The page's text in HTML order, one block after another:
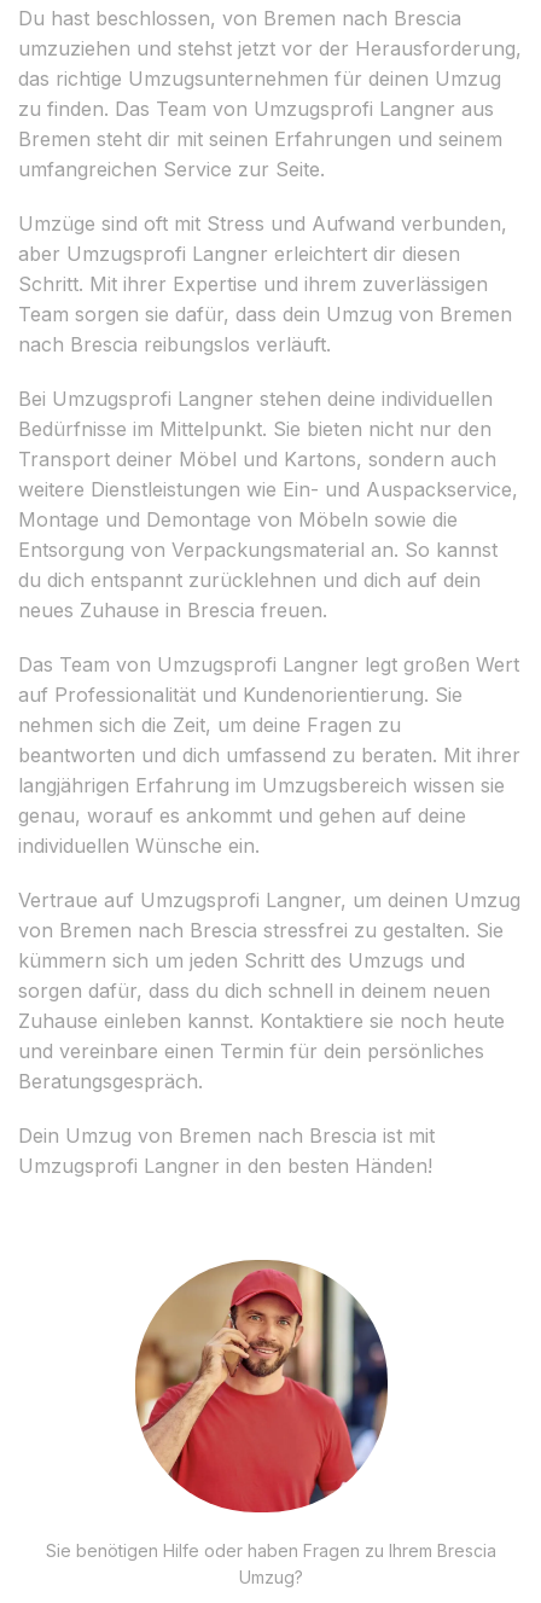
Du hast beschlossen, von Bremen nach Brescia
umzuziehen und stehst jetzt vor der Herausforderung,
das richtige Umzugsunternehmen für deinen Umzug
zu finden. Das Team von Umzugsprofi Langner aus
Bremen steht dir mit seinen Erfahrungen und seinem
umfangreichen Service zur Seite.
Umzüge sind oft mit Stress und Aufwand verbunden,
aber Umzugsprofi Langner erleichtert dir diesen
Schritt. Mit ihrer Expertise und ihrem zuverlässigen
Team sorgen sie dafür, dass dein Umzug von Bremen
nach Brescia reibungslos verläuft.
Bei Umzugsprofi Langner stehen deine individuellen
Bedürfnisse im Mittelpunkt. Sie bieten nicht nur den
Transport deiner Möbel und Kartons, sondern auch
weitere Dienstleistungen wie Ein- und Auspackservice,
Montage und Demontage von Möbeln sowie die
Entsorgung von Verpackungsmaterial an. So kannst
du dich entspannt zurücklehnen und dich auf dein
neues Zuhause in Brescia freuen.
Das Team von Umzugsprofi Langner legt großen Wert
auf Professionalität und Kundenorientierung. Sie
nehmen sich die Zeit, um deine Fragen zu
beantworten und dich umfassend zu beraten. Mit ihrer
langjährigen Erfahrung im Umzugsbereich wissen sie
genau, worauf es ankommt und gehen auf deine
individuellen Wünsche ein.
Vertraue auf Umzugsprofi Langner, um deinen Umzug
von Bremen nach Brescia stressfrei zu gestalten. Sie
kümmern sich um jeden Schritt des Umzugs und
sorgen dafür, dass du dich schnell in deinem neuen
Zuhause einleben kannst. Kontaktiere sie noch heute
und vereinbare einen Termin für dein persönliches
Beratungsgespräch.
Dein Umzug von Bremen nach Brescia ist mit
Umzugsprofi Langner in den besten Händen!
Sie benötigen Hilfe oder haben Fragen zu Ihrem Brescia
Umzug?